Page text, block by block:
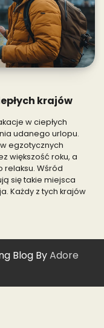
krajów
w ciepłych
udanego urlopu.
egzotycznych
większość roku, a
relaksu. Wśród
się takie miejsca
Każdy z tych krajów
Blog ByAdore